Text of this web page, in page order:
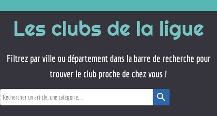
Les clubs de la ligue
Filtrez par ville ou département dans la barre de recherche pour
trouver le club proche de chez vous !
search